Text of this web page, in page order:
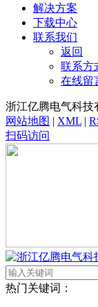
解决方案
下载中心
联系我们
返回
联系方
在线留
浙江亿腾电气科技
网站地图 | XML |
扫码访问
热门关键词：